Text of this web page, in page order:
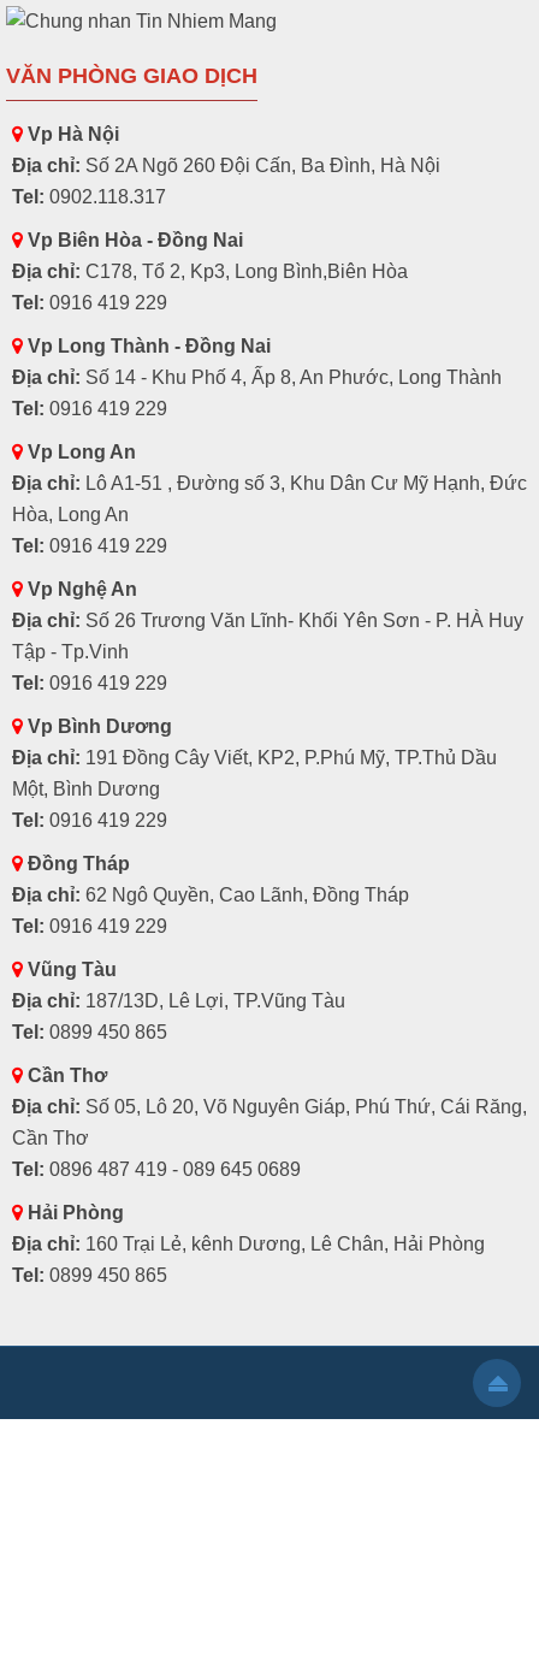
VĂN PHÒNG GIAO DỊCH
Vp Hà Nội
Địa chỉ: Số 2A Ngõ 260 Đội Cấn, Ba Đình, Hà Nội
Tel: 0902.118.317
Vp Biên Hòa - Đồng Nai
Địa chỉ: C178, Tổ 2, Kp3, Long Bình,Biên Hòa
Tel: 0916 419 229
Vp Long Thành - Đồng Nai
Địa chỉ: Số 14 - Khu Phố 4, Ấp 8, An Phước, Long Thành
Tel: 0916 419 229
Vp Long An
Địa chỉ: Lô A1-51 , Đường số 3, Khu Dân Cư Mỹ Hạnh, Đức
Hòa, Long An
Tel: 0916 419 229
Vp Nghệ An
Địa chỉ: Số 26 Trương Văn Lĩnh- Khối Yên Sơn - P. HÀ Huy
Tập - Tp.Vinh
Tel: 0916 419 229
Vp Bình Dương
Địa chỉ: 191 Đồng Cây Viết, KP2, P.Phú Mỹ, TP.Thủ Dầu
Một, Bình Dương
Tel: 0916 419 229
Đồng Tháp
Địa chỉ: 62 Ngô Quyền, Cao Lãnh, Đồng Tháp
Tel: 0916 419 229
Vũng Tàu
Địa chỉ: 187/13D, Lê Lợi, TP.Vũng Tàu
Tel: 0899 450 865
Cần Thơ
Địa chỉ: Số 05, Lô 20, Võ Nguyên Giáp, Phú Thứ, Cái Răng,
Cần Thơ
Tel: 0896 487 419 - 089 645 0689
Hải Phòng
Địa chỉ: 160 Trại Lẻ, kênh Dương, Lê Chân, Hải Phòng
Tel: 0899 450 865